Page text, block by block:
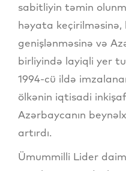
sabitliyin təmin
həyata
genişlənməsinə və
birliyində layiqli yer
1994-cü ildə
ölkənin iqtisadi
Azərbaycanın
artırdı.
Ümummilli Lider daim